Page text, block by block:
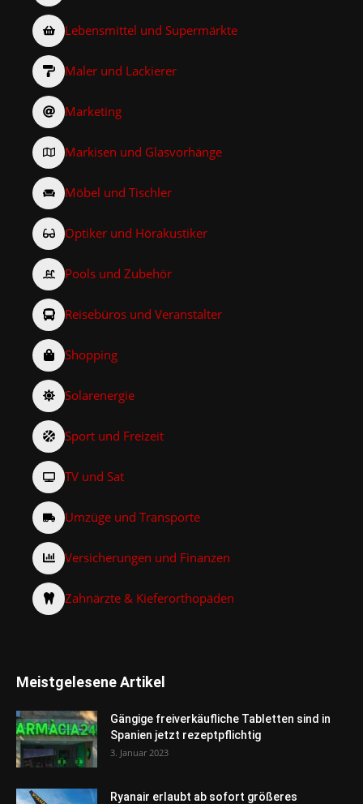
Lebensmittel und Supermärkte
Maler und Lackierer
Marketing
Markisen und Glasvorhänge
Möbel und Tischler
Optiker und Hörakustiker
Pools und Zubehör
Reisebüros und Veranstalter
Shopping
Solarenergie
Sport und Freizeit
TV und Sat
Umzüge und Transporte
Versicherungen und Finanzen
Zahnärzte & Kieferorthopäden
Meistgelesene Artikel
Gängige freiverkäufliche Tabletten sind in
Spanien jetzt rezeptpflichtig
3. Januar 2023
Ryanair erlaubt ab sofort größeres